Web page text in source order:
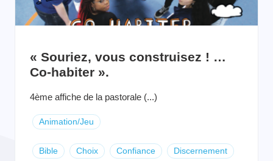
« Souriez, vous construisez ! …
Co-habiter ».
4ème affiche de la pastorale (...)
Animation/Jeu
Bible Choix Confiance Discernement